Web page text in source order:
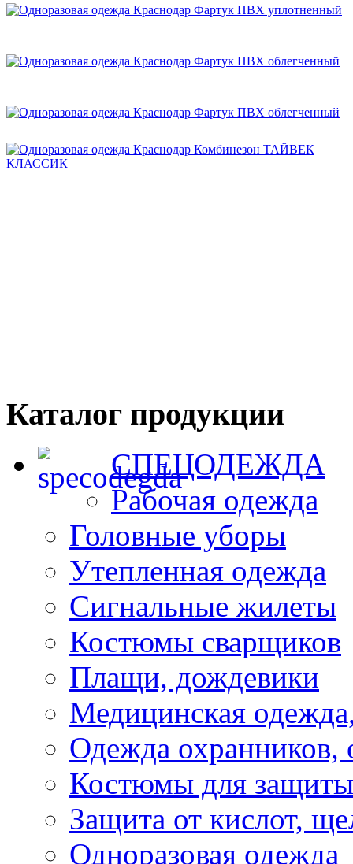
Каталог продукции
СПЕЦОДЕЖДА
Рабочая одежда
Головные уборы
Утепленная одежда
Сигнальные жилеты
Костюмы сварщиков
Плащи, дождевики
Медицинская
Одежда охранников,
Костюмы для
Защита от кислот,
Одноразовая одежда